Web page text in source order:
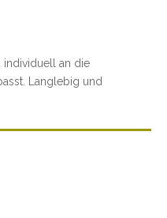
individuell an die
Langlebig und